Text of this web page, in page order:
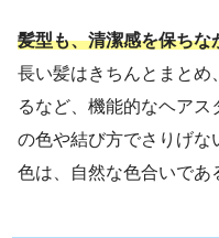
髪型も、清潔感を保ちな
長い髪はきちんとまとめ
るなど、機能的なヘア
の色や結び方でさりげな
色は、自然な色合いであ